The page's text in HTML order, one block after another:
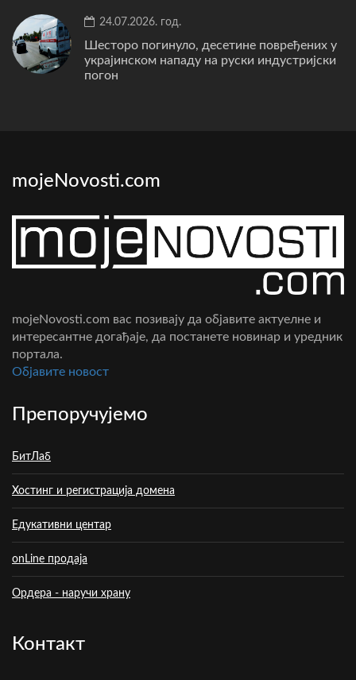
24.07.2026. год.
Шесторо погинуло, десетине повређених у
украјинском нападу на руски индустријски
погон
mojeNovosti.com
mojeNovosti.com вас позивају да објавите актуелне и
интересантне догађаје, да постанете новинар и уредник
портала.
Oбјавите новост
Препоручујемо
БитЛаб
Хостинг и регистрација домена
Едукативни центар
onLine продаја
Ордера - наручи храну
Контакт